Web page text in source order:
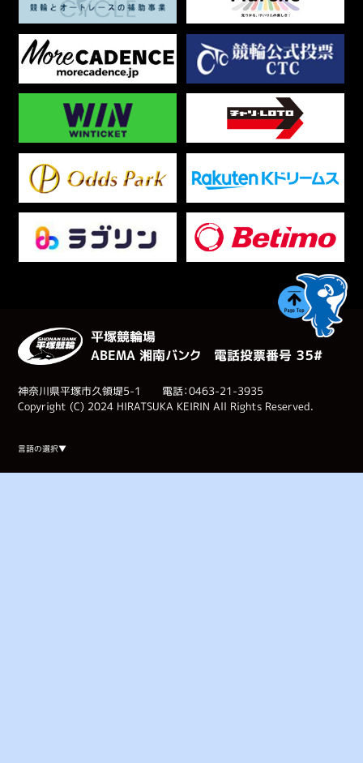
平塚競輪場
ABEMA 湘南バンク 電話投票番号 ３５#
神奈川県平塚市久領堤5-1 電話：0463-21-3935
Copyright (C) 2024 HIRATSUKA KEIRIN All Rights Reserved.
言語の選択▼
Select Language